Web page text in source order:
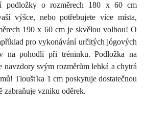
podložky o rozměrech 180 x 60 cm
výšce, nebo potřebujete více místa,
190 x 60 cm je skvělou volbou! O
pro vykonávání určitých jógových
na pohodlí při tréninku. Podložka na
svým rozměrům lehká a chytrá
Tloušťka 1 cm poskytuje dostatečnou
zabraňuje vzniku oděrek.